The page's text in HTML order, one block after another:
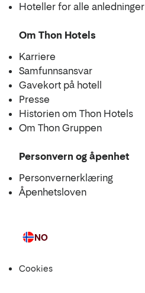
Hoteller for alle anledninger
Om Thon Hotels
Karriere
Samfunnsansvar
Gavekort på hotell
Presse
Historien om Thon Hotels
Om Thon Gruppen
Personvern og åpenhet
Personvernerklæring
Åpenhetsloven
Språk
NO
Cookies